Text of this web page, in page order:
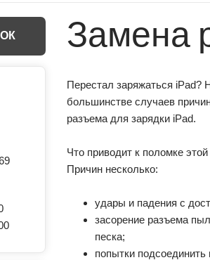
Замена
Перестал заряжаться iPad?
большинстве случаев
разъема для зарядки iPad.
Что приводит к поломке
Причин несколько:
удары и падения с
засорение разъема
песка;
попытки